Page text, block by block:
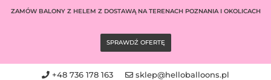
Przejdź
ZAMÓW BALONY Z HELEM Z DOSTAWĄ NA TERENACH POZNANIA I OKOLICACH
SPRAWDŹ OFERTĘ
+48 736 178 163 sklep@helloballoons.pl